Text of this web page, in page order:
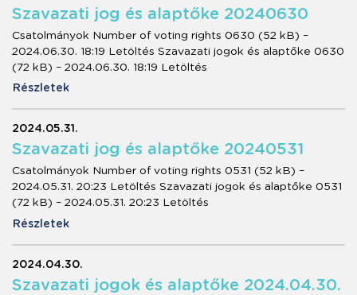
Szavazati jog és alaptőke 20240630
Csatolmányok Number of voting rights 0630 (52 kB) –
2024.06.30. 18:19 Letöltés Szavazati jogok és alaptőke 0630
(72 kB) – 2024.06.30. 18:19 Letöltés
Részletek
2024.05.31.
Szavazati jog és alaptőke 20240531
Csatolmányok Number of voting rights 0531 (52 kB) –
2024.05.31. 20:23 Letöltés Szavazati jogok és alaptőke 0531
(72 kB) – 2024.05.31. 20:23 Letöltés
Részletek
2024.04.30.
Szavazati jogok és alaptőke 2024.04.30.